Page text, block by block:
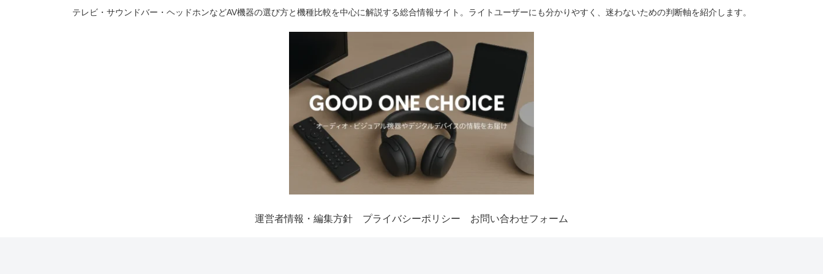
テレビ・サウンドバー・ヘッドホンなどAV機器の選び方と機種比較を中心に解説する総合情報サイト。ライトユーザーにも分かりやすく、迷わないための判断軸を紹介します。
運営者情報・編集方針 プライバシーポリシー お問い合わせフォーム